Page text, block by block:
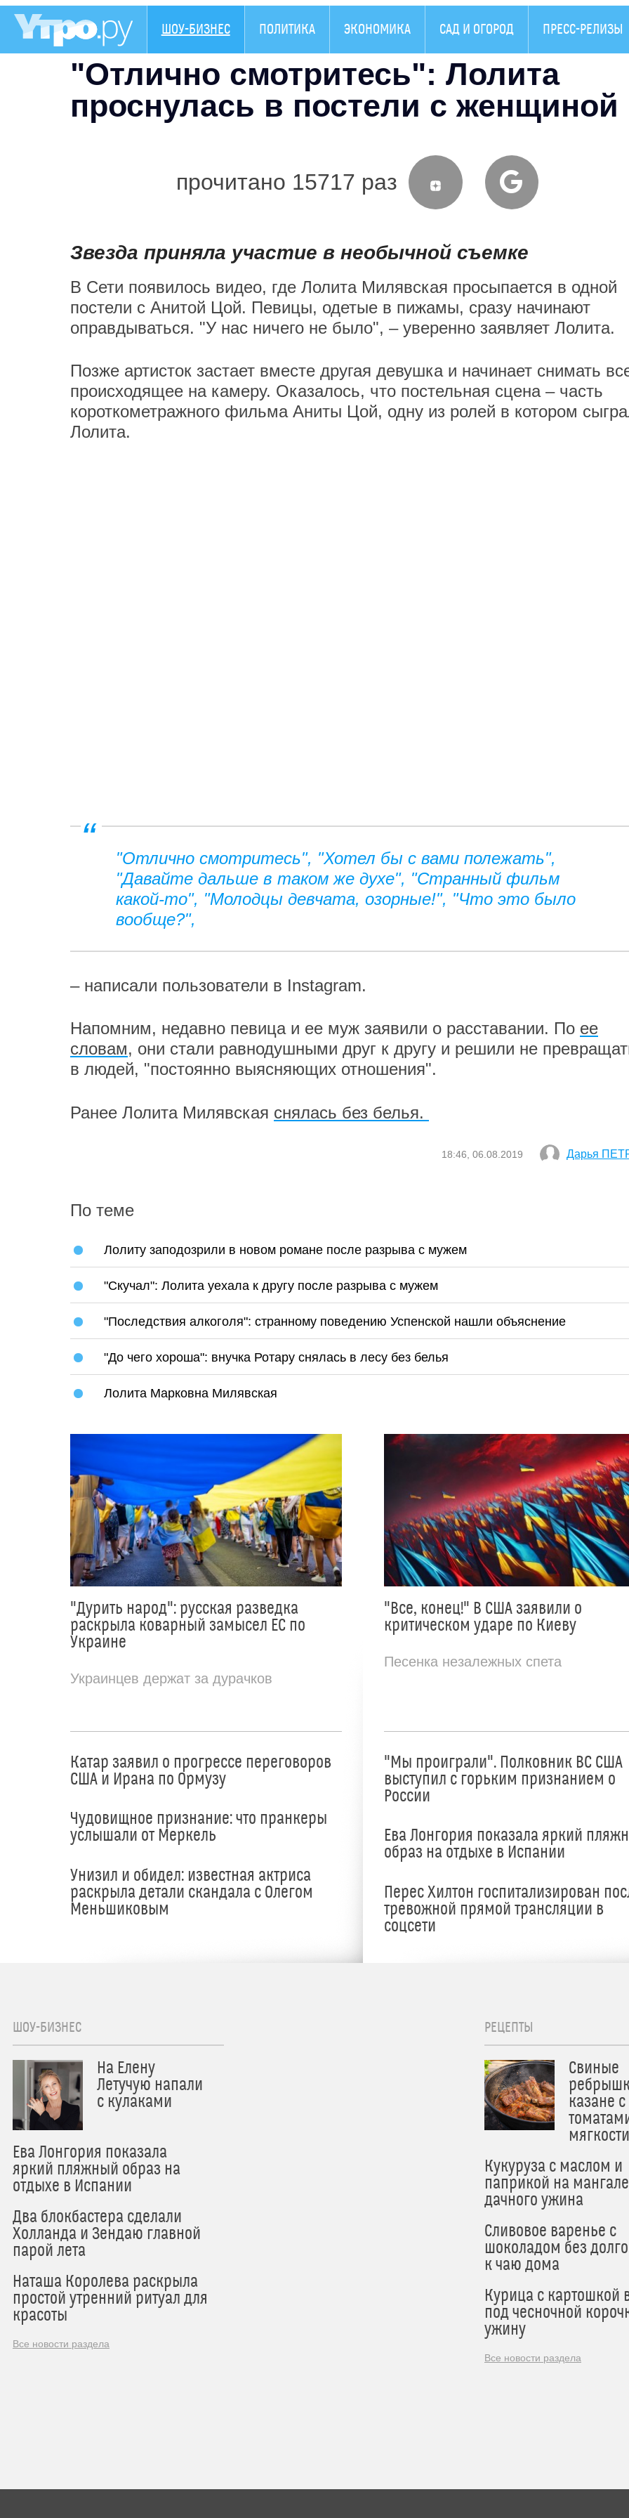
ШОУ-БИЗНЕС ПОЛИТИКА ЭКОНОМИКА САД И ОГОРОД ПРЕСС-РЕЛИЗЫ
"Отлично смотритесь": Лолита
проснулась в постели с женщиной
прочитано 15717 раз
Звезда приняла участие в необычной съемке
В Сети появилось видео, где Лолита Милявская просыпается в одной
постели с Анитой Цой. Певицы, одетые в пижамы, сразу начинают
оправдываться. "У нас ничего не было", – уверенно заявляет Лолита.
Позже артисток застает вместе другая девушка и начинает снимать
происходящее на камеру. Оказалось, что постельная сцена – часть
короткометражного фильма Аниты Цой, одну из ролей в котором
Лолита.
"Отлично смотритесь", "Хотел бы с вами полежать",
"Давайте дальше в таком же духе", "Странный фильм
какой-то", "Молодцы девчата, озорные!", "Что это было
вообще?",
– написали пользователи в Instagram.
Напомним, недавно певица и ее муж заявили о расставании. По ее
словам, они стали равнодушными друг к другу и решили не
в людей, "постоянно выясняющих отношения".
Ранее Лолита Милявская снялась без белья.
18:46, 06.08.2019 Дарья
По теме
Лолиту заподозрили в новом романе после разрыва с мужем
"Скучал": Лолита уехала к другу после разрыва с мужем
"Последствия алкоголя": странному поведению Успенской нашли объяснение
"До чего хороша": внучка Ротару снялась в лесу без белья
Лолита Марковна Милявская
"Дурить народ": русская разведка
раскрыла коварный замысел ЕС по
Украине
Украинцев держат за дурачков
Катар заявил о прогрессе переговоров
США и Ирана по Ормузу
Чудовищное признание: что пранкеры
услышали от Меркель
Унизил и обидел: известная актриса
раскрыла детали скандала с Олегом
Меньшиковым
"Все, конец!" В США заявили о
критическом ударе по Киеву
Песенка незалежных спета
"Мы проиграли". Полковник ВС США
выступил с горьким признанием о
России
Ева Лонгория показала яркий
образ на отдыхе в Испании
Перес Хилтон госпитализирован
тревожной прямой трансляции в
соцсети
ШОУ-БИЗНЕС
На Елену
Летучую напали
с кулаками
Ева Лонгория показала
яркий пляжный образ на
отдыхе в Испании
Два блокбастера сделали
Холланда и Зендаю главной
парой лета
Наташа Королева раскрыла
простой утренний ритуал для
красоты
Все новости раздела
РЕЦЕПТЫ
Свиные
казане
мягкости
Кукуруза с маслом и
паприкой на
дачного ужина
Сливовое варенье с
шоколадом без
к чаю дома
Курица с картошкой
под чесночной
ужину
Все новости раздела